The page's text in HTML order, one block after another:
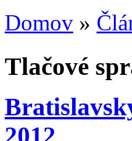
Nachádzate sa tu
Domov »
Tlačové
2012